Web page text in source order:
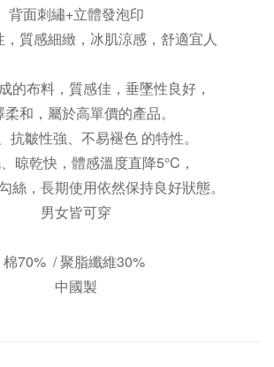
背面刺繡+立體發泡印
質感細緻，冰肌涼感，舒適宜人
的布料，質感佳，垂墜性良好，
柔和，屬於高單價的產品。
抗皺性強、不易褪色 的特性。
晾乾快，體感溫度直降5°C，
絲，長期使用依然保持良好狀態。
男女皆可穿
棉70% / 聚脂纖維30%
中國製